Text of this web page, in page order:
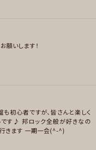
/ブルース , ジャズ/フュージョ
です。
ります↓
、JUDE、THE YELLOW M
, ファンク/ブルース , ジャズ/
願いします！
も初心者ですが、皆さんと楽しく
です♪ 邦ロック全般が好きなの
きます 一期一会(^-^)